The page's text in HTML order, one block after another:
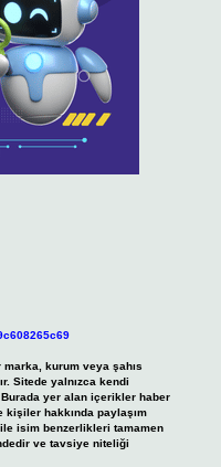
kurum veya şahıs
Sitede yalnızca kendi
Burada yer alan içerikler haber
hakkında paylaşım
isim benzerlikleri tamamen
ve tavsiye niteliği